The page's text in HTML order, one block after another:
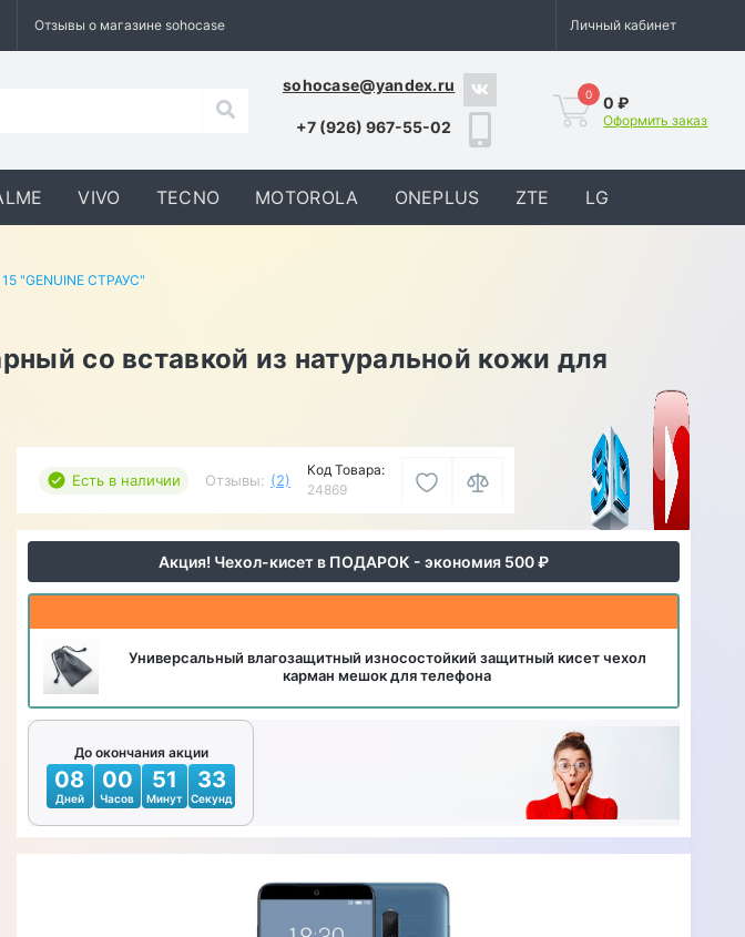
Отзывы о магазине sohocase Личный кабинет
sohocase@yandex.ru
+7 (926) 967-55-02
0 0 ₽
Оформить заказ
VIVO TECNO MOTOROLA ONEPLUS ZTE LG
"GENUINE СТРАУС"
со вставкой из натуральной кожи для
Есть в наличии Отзывы: (2)
Код Товара:
24869
Акция! Чехол-кисет в ПОДАРОК - экономия 500 ₽
Универсальный влагозащитный износостойкий защитный кисет чехол
карман мешок для телефона
До окончания акции
08
Дней
00
Часов
51
Минут
31
Секунд